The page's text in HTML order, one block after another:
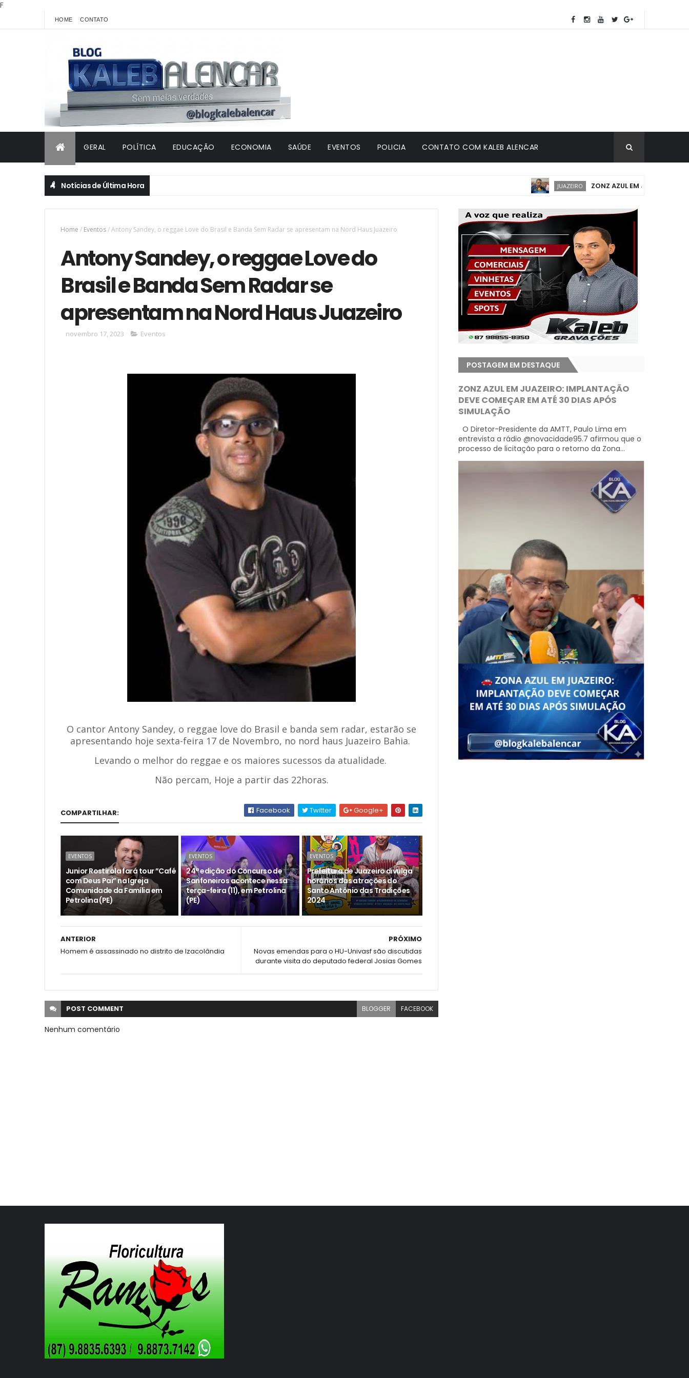
F
HOME CONTATO
GERAL POLÍTICA EDUCAÇÃO ECONOMIA SAÚDE EVENTOS POLICIA CONTATO COM KALEB ALENCAR
Notícias de Última Hora JUAZEIRO ZONZ AZUL EM JUAZEIRO:
Home / Eventos/Antony Sandey, o reggae Love do Brasil e Banda Sem Radar se apresentam na Nord Haus Juazeiro
Antony Sandey, o reggae Love do
Brasil e Banda Sem Radar se
apresentam na Nord Haus Juazeiro
novembro 17, 2023 Eventos
O cantor Antony Sandey, o reggae love do Brasil e banda sem radar, estarão se
apresentando hoje sexta-feira 17 de Novembro, no nord haus Juazeiro Bahia.
Levando o melhor do reggae e os maiores sucessos da atualidade.
Não percam, Hoje a partir das 22horas.
COMPARTILHAR: Facebook Twitter Google+
EVENTOS
Junior Rostirola fará tour ”Café
com Deus Pai” na Igreja
Comunidade da Família em
Petrolina (PE)
EVENTOS
24ª edição do Concurso de
Sanfoneiros acontece nessa
terça-feira (11), em Petrolina
(PE)
EVENTOS
Prefeitura de Juazeiro divulga
horários das atrações do
Santo Antônio das Tradições
2024
PRÓXIMO
Novas emendas para o HU-Univasf são discutidas
durante visita do deputado federal Josias Gomes
ANTERIOR
Homem é assassinado no distrito de Izacolândia
POST COMMENT BLOGGER FACEBOOK
Nenhum comentário
POSTAGEM EM DESTAQUE
ZONZ AZUL EM JUAZEIRO: IMPLANTAÇÃO
DEVE COMEÇAR EM ATÉ 30 DIAS APÓS
SIMULAÇÃO
O Diretor-Presidente da AMTT, Paulo Lima em
entrevista a rádio @novacidade95.7 afirmou que o
processo de licitação para o retorno da Zona...